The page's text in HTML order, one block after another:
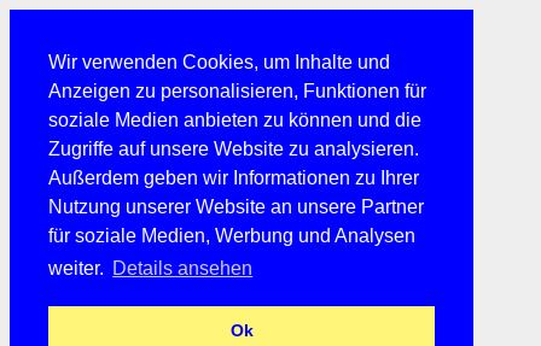
Wir verwenden Cookies, um Inhalte und
Anzeigen zu personalisieren, Funktionen für
soziale Medien anbieten zu können und die
Zugriffe auf unsere Website zu analysieren.
Außerdem geben wir Informationen zu Ihrer
Nutzung unserer Website an unsere Partner
für soziale Medien, Werbung und Analysen
weiter. Details ansehen
Ok